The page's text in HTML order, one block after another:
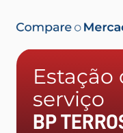
Estação
serviço
BP